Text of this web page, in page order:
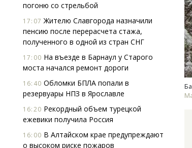
погоню со стрельбой
17:07 Жителю Славгорода назначили
пенсию после перерасчета стажа,
полученного в одной из стран СНГ
17:00 На въезде в Барнаул у Старого
моста начался ремонт дороги
16:40 Обломки БПЛА попали в
резервуары НПЗ в Ярославле
16:20 Рекордный объем турецкой
ежевики получила Россия
16:00 В Алтайском крае предупреждают
о высоком риске пожаров
Архитектурный код начинается с
земли. Мощение крупноформатными
плитами становится новым
стандартом благоустройства
СТРОИТЕЛЬСТВО